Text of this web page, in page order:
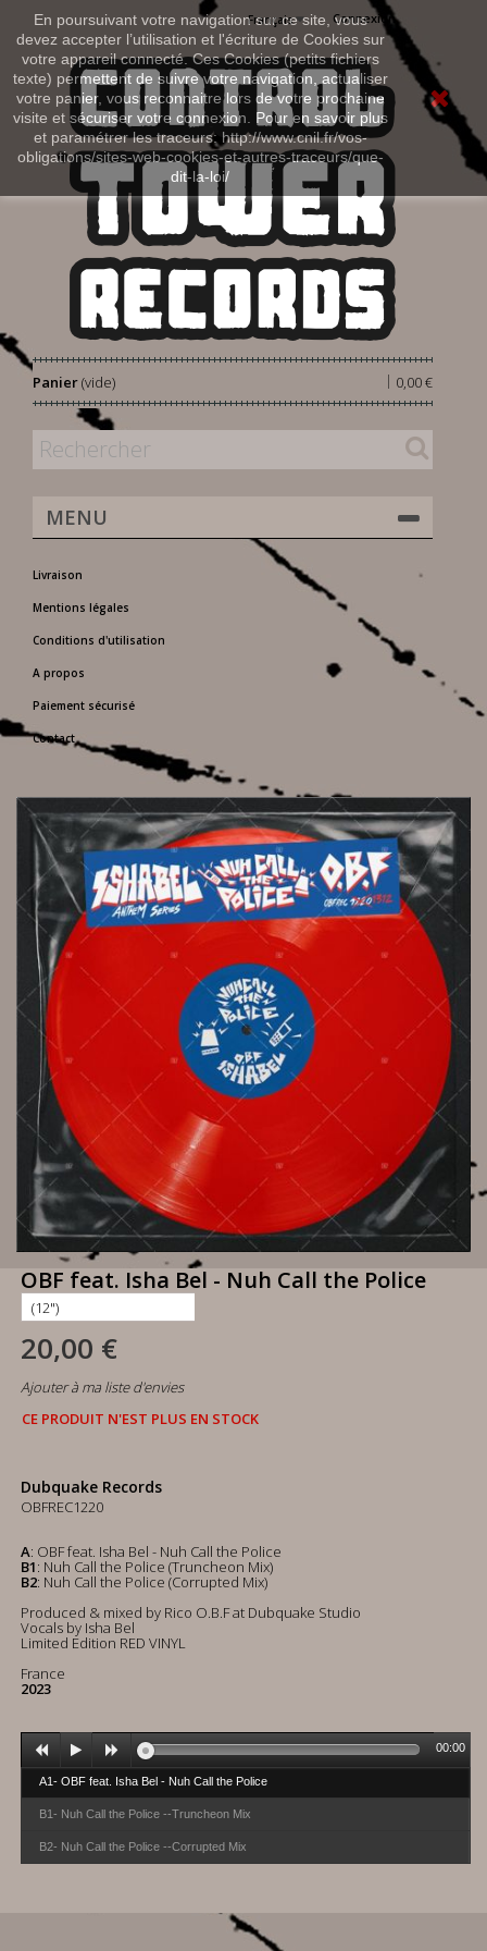
En poursuivant votre navigation sur ce site, vous
devez accepter l’utilisation et l'écriture de Cookies sur
votre appareil connecté. Ces Cookies (petits fichiers
texte) permettent de suivre votre navigation, actualiser
votre panier, vous reconnaitre lors de votre prochaine
visite et sécuriser votre connexion. Pour en savoir plus
et paramétrer les traceurs: http://www.cnil.fr/vos-
obligations/sites-web-cookies-et-autres-traceurs/que-
dit-la-loi/
Connexion
Français
Panier 0,00 €
|
(vide)
MENU
Livraison
Mentions légales
Conditions d'utilisation
A propos
Paiement sécurisé
Contact
OBF feat. Isha Bel - Nuh Call the Police
20,00 €
Ajouter à ma liste d'envies
CE PRODUIT N'EST PLUS EN STOCK
Dubquake Records
OBFREC1220
A: OBF feat. Isha Bel - Nuh Call the Police
B1: Nuh Call the Police (Truncheon Mix)
B2: Nuh Call the Police (Corrupted Mix)
Produced & mixed by Rico O.B.F at Dubquake Studio
Vocals by Isha Bel
Limited Edition RED VINYL
France
2023
A1- OBF feat. Isha Bel - Nuh Call the Police
B1- Nuh Call the Police --Truncheon Mix
B2- Nuh Call the Police --Corrupted Mix
00:00